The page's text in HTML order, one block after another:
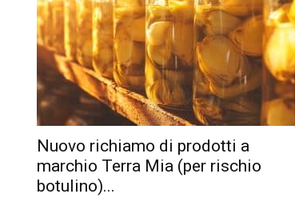
Nuovo richiamo di prodotti a
marchio Terra Mia (per rischio
botulino)...